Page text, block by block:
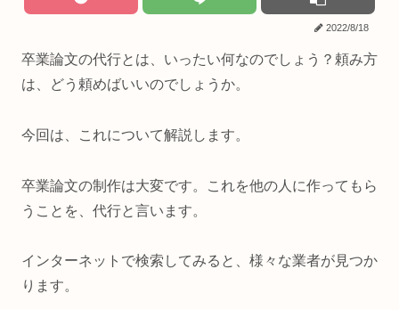
2022/8/18
卒業論文の代行とは、いったい何なのでしょう？頼み方
は、どう頼めばいいのでしょうか。
今回は、これについて解説します。
卒業論文の制作は大変です。これを他の人に作ってもら
うことを、代行と言います。
インターネットで検索してみると、様々な業者が見つか
ります。